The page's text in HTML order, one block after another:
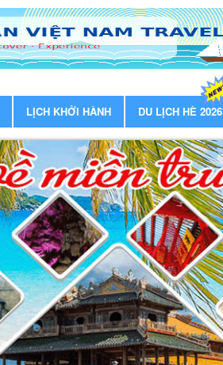
LỊCH KHỞI HÀNH DU LỊCH HÈ 2026